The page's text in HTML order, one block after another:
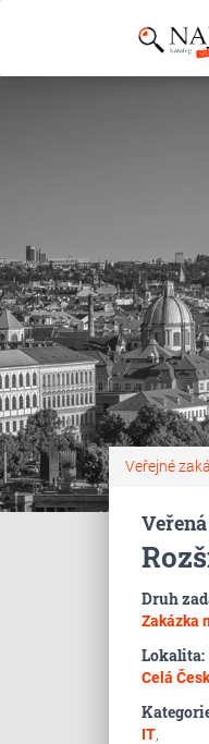
Veřejné
Druh
Zakázka
Lokalita:
Celá
IT,